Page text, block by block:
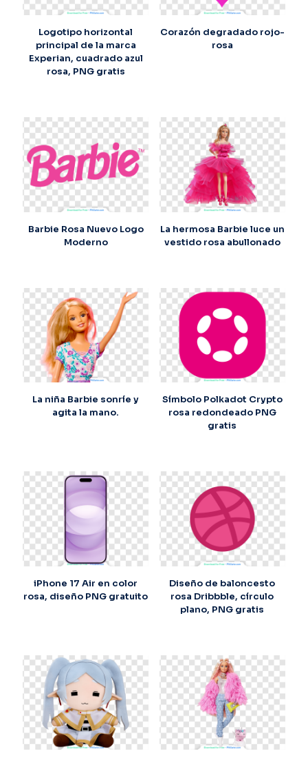
Logotipo horizontal
principal de la marca
Experian, cuadrado azul
rosa, PNG gratis
Corazón degradado rojo-
rosa
Barbie Rosa Nuevo Logo
Moderno
La hermosa Barbie luce un
vestido rosa abullonado
La niña Barbie sonríe y
agita la mano.
Símbolo Polkadot Crypto
rosa redondeado PNG
gratis
iPhone 17 Air en color
rosa, diseño PNG gratuito
Diseño de baloncesto
rosa Dribbble, círculo
plano, PNG gratis